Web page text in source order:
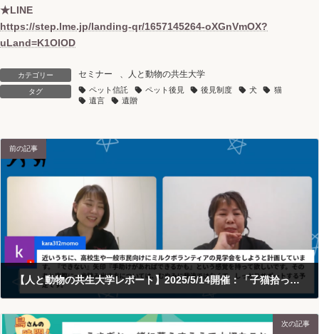
★LINE
https://step.lme.jp/landing-qr/1657145264-oXGnVmOX?
uLand=K1OIOD
カテゴリー セミナー 、 人と動物の共生大学
タグ ペット信託 ペット後見 後見制度 犬
猫
遺言
遺贈
前の記事
【人と動物の共生大学レポート】2025/5/14開催：「子猫拾っちゃいました…」引き取り依頼はもうご免！拾ったあなたを主役にする保護活動とは？
2025-05-16
次の記事